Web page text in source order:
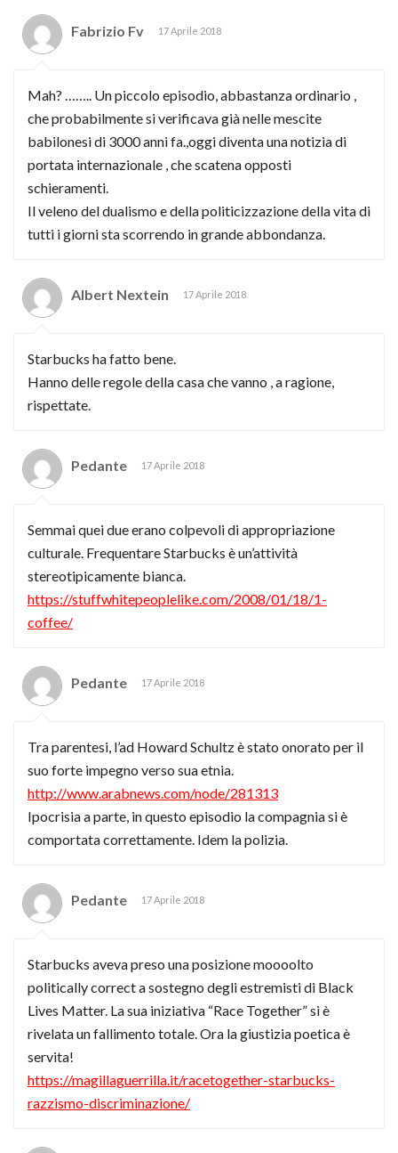
Fabrizio Fv 17 Aprile 2018
Mah? …….. Un piccolo episodio, abbastanza ordinario ,
che probabilmente si verificava già nelle mescite
babilonesi di 3000 anni fa.,oggi diventa una notizia di
portata internazionale , che scatena opposti
schieramenti.
Il veleno del dualismo e della politicizzazione della vita di
tutti i giorni sta scorrendo in grande abbondanza.
Albert Nextein 17 Aprile 2018
Starbucks ha fatto bene.
Hanno delle regole della casa che vanno , a ragione,
rispettate.
Pedante 17 Aprile 2018
Semmai quei due erano colpevoli di appropriazione
culturale. Frequentare Starbucks è un’attività
stereotipicamente bianca.
https://stuffwhitepeoplelike.com/2008/01/18/1-
coffee/
Pedante 17 Aprile 2018
Tra parentesi, l’ad Howard Schultz è stato onorato per il
suo forte impegno verso sua etnia.
http://www.arabnews.com/node/281313
Ipocrisia a parte, in questo episodio la compagnia si è
comportata correttamente. Idem la polizia.
Pedante 17 Aprile 2018
Starbucks aveva preso una posizione moooolto
politically correct a sostegno degli estremisti di Black
Lives Matter. La sua iniziativa “Race Together” si è
rivelata un fallimento totale. Ora la giustizia poetica è
servita!
https://magillaguerrilla.it/racetogether-starbucks-
razzismo-discriminazione/